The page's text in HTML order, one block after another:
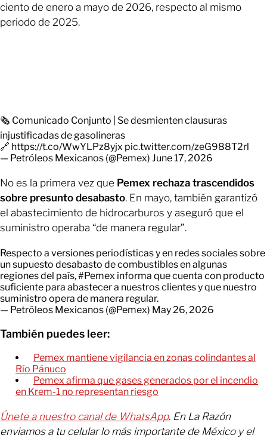
ciento de enero a mayo de 2026, respecto al mismo
periodo de 2025.
🗞️ Comunicado Conjunto | Se desmienten clausuras
injustificadas de gasolineras
🔗 https://t.co/WwYLPz8yjx pic.twitter.com/zeG988T2rl
— Petróleos Mexicanos (@Pemex) June 17, 2026
No es la primera vez que Pemex rechaza trascendidos
sobre presunto desabasto. En mayo, también garantizó
el abastecimiento de hidrocarburos y aseguró que el
suministro operaba “de manera regular”.
Respecto a versiones periodísticas y en redes sociales sobre
un supuesto desabasto de combustibles en algunas
regiones del país,#Pemex informa que cuenta con producto
suficiente para abastecer a nuestros clientes y que nuestro
suministro opera de manera regular.
— Petróleos Mexicanos (@Pemex) May 26, 2026
También puedes leer:
Pemex mantiene vigilancia en zonas colindantes al
Río Pánuco
Pemex afirma que gases generados por el incendio
en Krem-1 no representan riesgo
Únete a nuestro canal de WhatsApp. En La Razón
enviamos a tu celular lo más importante de México y el